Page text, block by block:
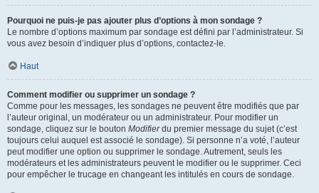
Pourquoi ne puis-je pas ajouter plus d’options à mon sondage ?
Le nombre d’options maximum par sondage est défini par l’administrateur. Si
vous avez besoin d’indiquer plus d’options, contactez-le.
Haut
Comment modifier ou supprimer un sondage ?
Comme pour les messages, les sondages ne peuvent être modifiés que par
l’auteur original, un modérateur ou un administrateur. Pour modifier un
sondage, cliquez sur le bouton Modifierdu premier message du sujet (c’est
toujours celui auquel est associé le sondage). Si personne n’a voté, l’auteur
peut modifier une option ou supprimer le sondage. Autrement, seuls les
modérateurs et les administrateurs peuvent le modifier ou le supprimer. Ceci
pour empêcher le trucage en changeant les intitulés en cours de sondage.